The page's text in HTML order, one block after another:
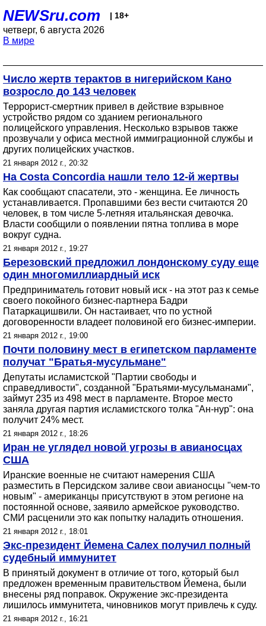
NEWSru.com | 18+
четверг, 6 августа 2026
В мире
Число жертв терактов в нигерийском Кано
возросло до 143 человек
Террорист-смертник привел в действие взрывное
устройство рядом со зданием регионального
полицейского управления. Несколько взрывов также
прозвучали у офиса местной иммиграционной службы и
других полицейских участков.
21 января 2012 г., 20:32
На Costa Concordia нашли тело 12-й жертвы
Как сообщают спасатели, это - женщина. Ее личность
устанавливается. Пропавшими без вести считаются 20
человек, в том числе 5-летняя итальянская девочка.
Власти сообщили о появлении пятна топлива в море
вокруг судна.
21 января 2012 г., 19:27
Березовский предложил лондонскому суду еще
один многомиллиардный иск
Предприниматель готовит новый иск - на этот раз к семье
своего покойного бизнес-партнера Бадри
Патаркацишвили. Он настаивает, что по устной
договоренности владеет половиной его бизнес-империи.
21 января 2012 г., 19:00
Почти половину мест в египетском парламенте
получат "Братья-мусульмане"
Депутаты исламистской "Партии свободы и
справедливости", созданной "Братьями-мусульманами",
займут 235 из 498 мест в парламенте. Второе место
заняла другая партия исламистского толка "Ан-нур": она
получит 24% мест.
21 января 2012 г., 18:26
Иран не углядел новой угрозы в авианосцах
США
Иранские военные не считают намерения США
разместить в Персидском заливе свои авианосцы "чем-то
новым" - американцы присутствуют в этом регионе на
постоянной основе, заявило армейское руководство.
СМИ расценили это как попытку наладить отношения.
21 января 2012 г., 18:01
Экс-президент Йемена Салех получил полный
судебный иммунитет
В принятый документ в отличие от того, который был
предложен временным правительством Йемена, были
внесены ряд поправок. Окружение экс-президента
лишилось иммунитета, чиновников могут привлечь к суду.
21 января 2012 г., 16:21